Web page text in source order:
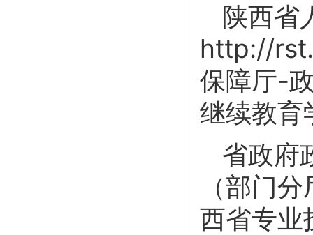
陕西省
http://
保障厅-
继续教育
省政府
（部门
西省专业